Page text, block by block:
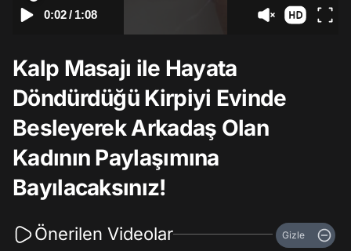
0:02/ 1:08
Kalp Masajı ile Hayata
Döndürdüğü Kirpiyi Evinde
Besleyerek Arkadaş Olan
Kadının Paylaşımına
Bayılacaksınız!
Önerilen Videolar Gizle